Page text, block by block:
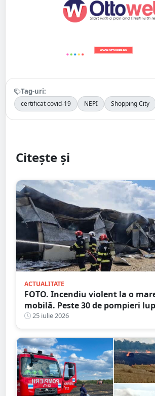
Tag-uri:
certificat covid-19 NEPI Shopping City
Citește și
ACTUALITATE
FOTO. Incendiu violent la o
mobilă. Peste 30 de pompieri
flăcările, județul vecin
25 iulie 2026